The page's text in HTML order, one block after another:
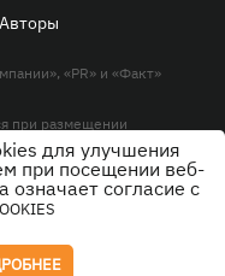
Авторы
«PR» и «Факт»
при размещении
абзаце.
защищены.
для улучшения
при посещении веб-
означает согласие с